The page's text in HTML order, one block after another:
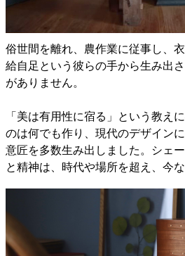
俗世間を離れ、農作業に従事し、
給自足という彼らの手から生み出
がありません。
「美は有用性に宿る」という教え
のは何でも作り、現代のデザイン
意匠を多数生み出しました。シェ
と精神は、時代や場所を超え、今